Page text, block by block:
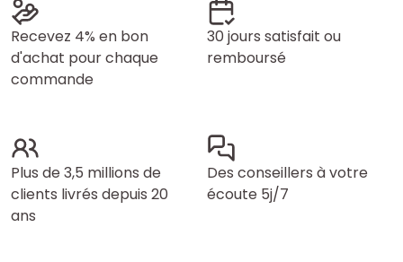
Recevez 4% en bon
d'achat pour chaque
commande
30 jours satisfait ou
remboursé
Plus de 3,5 millions de
clients livrés depuis 20
ans
Des conseillers à votre
écoute 5j/7